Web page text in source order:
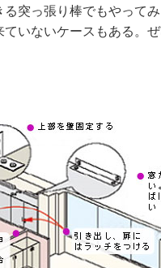
突っ張り棒でもやって
いないケースもある。